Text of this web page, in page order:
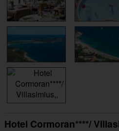
Hotel Cormoran****/